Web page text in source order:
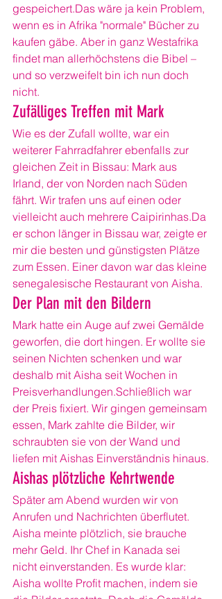
gespeichert.Das wäre ja kein Problem,
wenn es in Afrika "normale" Bücher zu
kaufen gäbe. Aber in ganz Westafrika
findet man allerhöchstens die Bibel –
und so verzweifelt bin ich nun doch
nicht.
Zufälliges Treffen mit Mark
Wie es der Zufall wollte, war ein
weiterer Fahrradfahrer ebenfalls zur
gleichen Zeit in Bissau: Mark aus
Irland, der von Norden nach Süden
fährt. Wir trafen uns auf einen oder
vielleicht auch mehrere Caipirinhas.Da
er schon länger in Bissau war, zeigte er
mir die besten und günstigsten Plätze
zum Essen. Einer davon war das kleine
senegalesische Restaurant von Aisha.
Der Plan mit den Bildern
Mark hatte ein Auge auf zwei Gemälde
geworfen, die dort hingen. Er wollte sie
seinen Nichten schenken und war
deshalb mit Aisha seit Wochen in
Preisverhandlungen.Schließlich war
der Preis fixiert. Wir gingen gemeinsam
essen, Mark zahlte die Bilder, wir
schraubten sie von der Wand und
liefen mit Aishas Einverständnis hinaus.
Aishas plötzliche Kehrtwende
Später am Abend wurden wir von
Anrufen und Nachrichten überflutet.
Aisha meinte plötzlich, sie brauche
mehr Geld. Ihr Chef in Kanada sei
nicht einverstanden. Es wurde klar:
Aisha wollte Profit machen, indem sie